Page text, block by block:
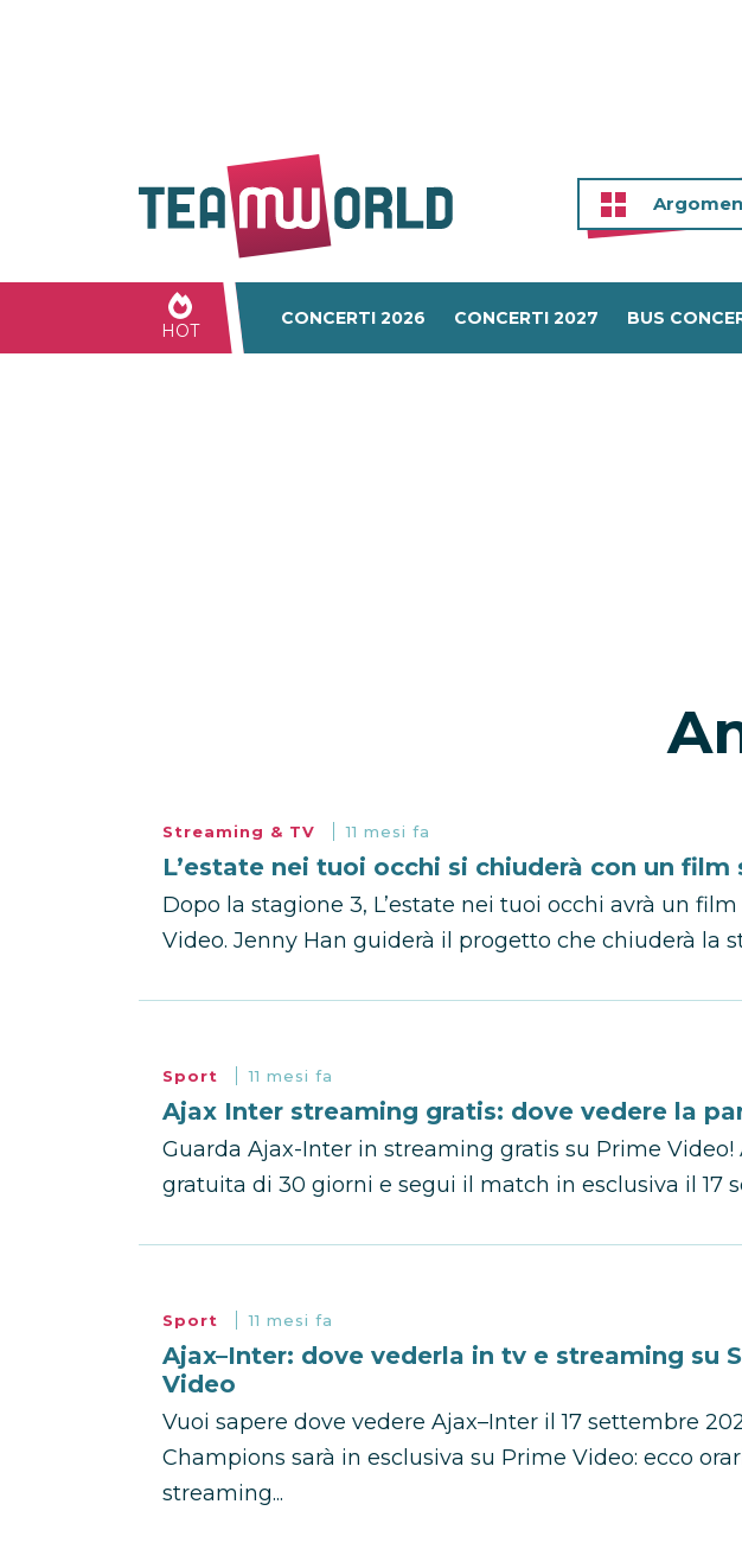
HOT
CONCERTI 2026 CONCERTI 2027 BUS
Streaming & TV 11 mesi fa
L’estate nei tuoi occhi si chiuderà con un film
Dopo la stagione 3, L’estate nei tuoi occhi avrà un
Video. Jenny Han guiderà il progetto che chiuderà la
Sport 11 mesi fa
Ajax Inter streaming gratis: dove vedere la
Guarda Ajax-Inter in streaming gratis su Prime Video!
gratuita di 30 giorni e segui il match in esclusiva il 17
Sport 11 mesi fa
Ajax–Inter: dove vederla in tv e streaming su
Video
Vuoi sapere dove vedere Ajax–Inter il 17 settembre
Champions sarà in esclusiva su Prime Video: ecco
streaming...